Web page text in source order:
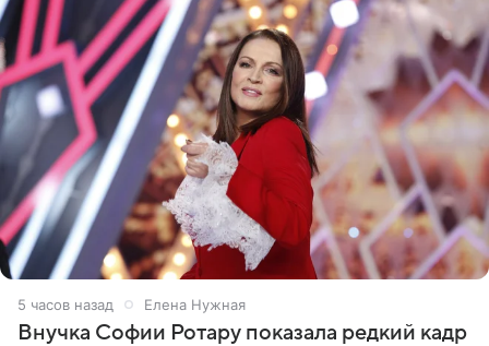
5 часов назад Елена Нужная
Внучка Софии Ротару показала редкий кадр